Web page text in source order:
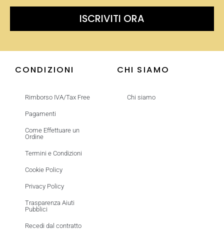
ISCRIVITI ORA
CONDIZIONI
Rimborso IVA/Tax Free
Pagamenti
Come Effettuare un
Ordine
Termini e Condizioni
Cookie Policy
Privacy Policy
Trasparenza Aiuti
Pubblici
Recedi dal contratto
CHI SIAMO
Chi siamo